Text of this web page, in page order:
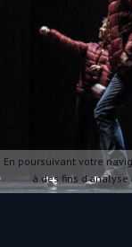
En poursuivant votre
à des fins